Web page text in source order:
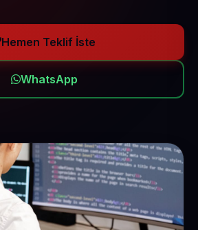
Hemen Teklif İste
WhatsApp